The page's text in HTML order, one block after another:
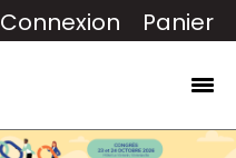
Connexion Panier